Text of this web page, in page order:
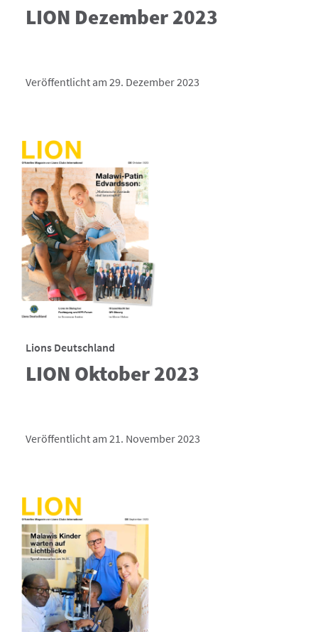
LION Dezember 2023
Veröffentlicht am 29. Dezember 2023
Lions Deutschland
LION Oktober 2023
Veröffentlicht am 21. November 2023